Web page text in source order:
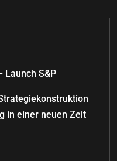
Launch S&P
in einer neuen Zeit